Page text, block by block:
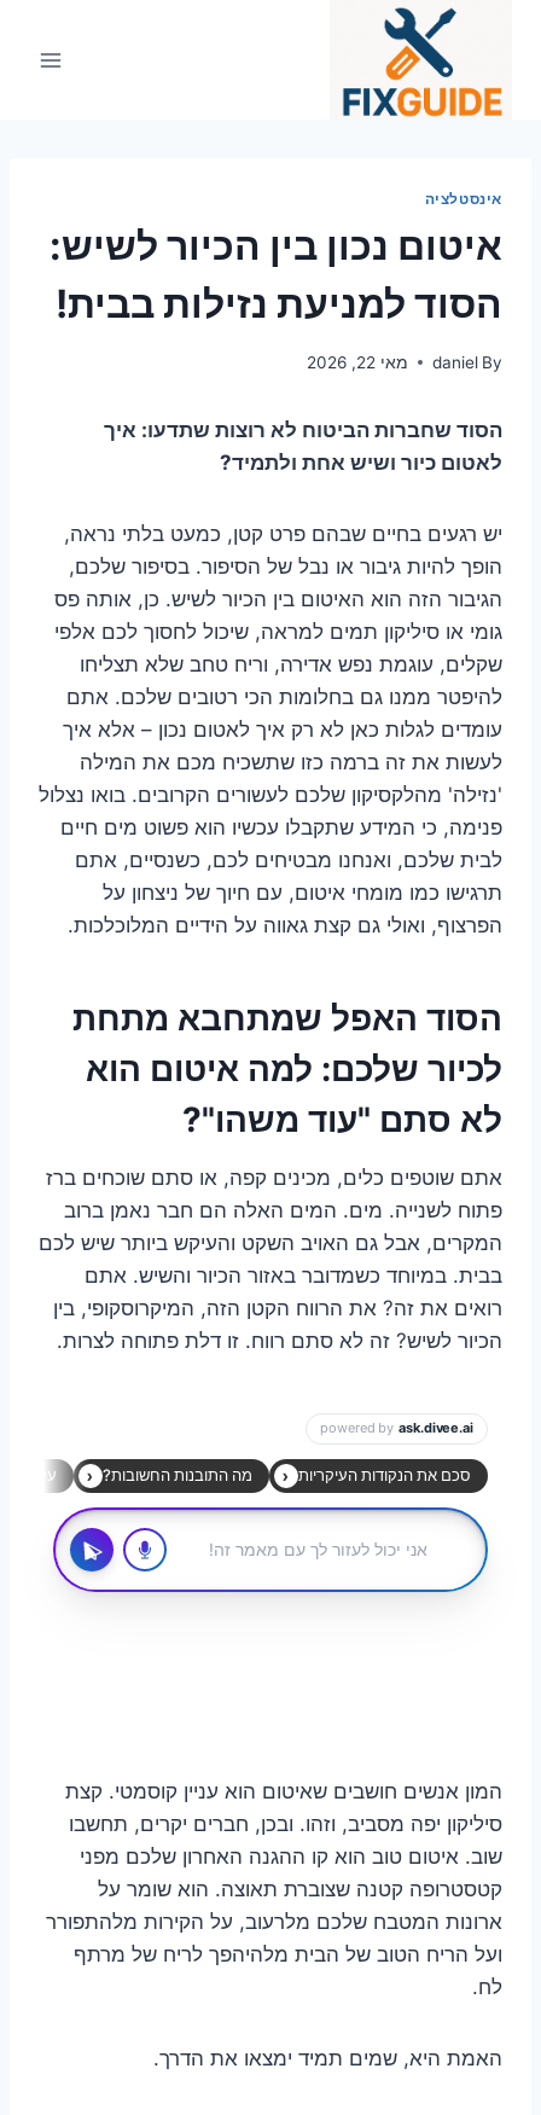
אינסטלציה
איטום נכון בין הכיור לשיש:
הסוד למניעת נזילות בבית!
By
daniel מאי 22, 2026
הסוד שחברות הביטוח לא רוצות שתדעו: איך
לאטום כיור ושיש אחת ולתמיד?
יש רגעים בחיים שבהם פרט קטן, כמעט בלתי נראה,
הופך להיות גיבור או נבל של הסיפור. בסיפור שלכם,
הגיבור הזה הוא האיטום בין הכיור לשיש. כן, אותה פס
גומי או סיליקון תמים למראה, שיכול לחסוך לכם אלפי
שקלים, עוגמת נפש אדירה, וריח טחב שלא תצליחו
להיפטר ממנו גם בחלומות הכי רטובים שלכם. אתם
עומדים לגלות כאן לא רק איך לאטום נכון – אלא איך
לעשות את זה ברמה כזו שתשכיח מכם את המילה
'נזילה' מהלקסיקון שלכם לעשורים הקרובים. בואו נצלול
פנימה, כי המידע שתקבלו עכשיו הוא פשוט מים חיים
לבית שלכם, ואנחנו מבטיחים לכם, כשנסיים, אתם
תרגישו כמו מומחי איטום, עם חיוך של ניצחון על
הפרצוף, ואולי גם קצת גאווה על הידיים המלוכלכות.
הסוד האפל שמתחבא מתחת
לכיור שלכם: למה איטום הוא
לא סתם "עוד משהו"?
אתם שוטפים כלים, מכינים קפה, או סתם שוכחים ברז
פתוח לשנייה. מים. המים האלה הם חבר נאמן ברוב
המקרים, אבל גם האויב השקט והעיקש ביותר שיש לכם
בבית. במיוחד כשמדובר באזור הכיור והשיש. אתם
רואים את זה? את הרווח הקטן הזה, המיקרוסקופי, בין
הכיור לשיש? זה לא סתם רווח. זו דלת פתוחה לצרות.
המון אנשים חושבים שאיטום הוא עניין קוסמטי. קצת
סיליקון יפה מסביב, וזהו. ובכן, חברים יקרים, תחשבו
שוב. איטום טוב הוא קו ההגנה האחרון שלכם מפני
קטסטרופה קטנה שצוברת תאוצה. הוא שומר על
ארונות המטבח שלכם מלרעוב, על הקירות מלהתפורר
ועל הריח הטוב של הבית מלהיהפך לריח של מרתף
לח.
האמת היא, שמים תמיד ימצאו את הדרך.